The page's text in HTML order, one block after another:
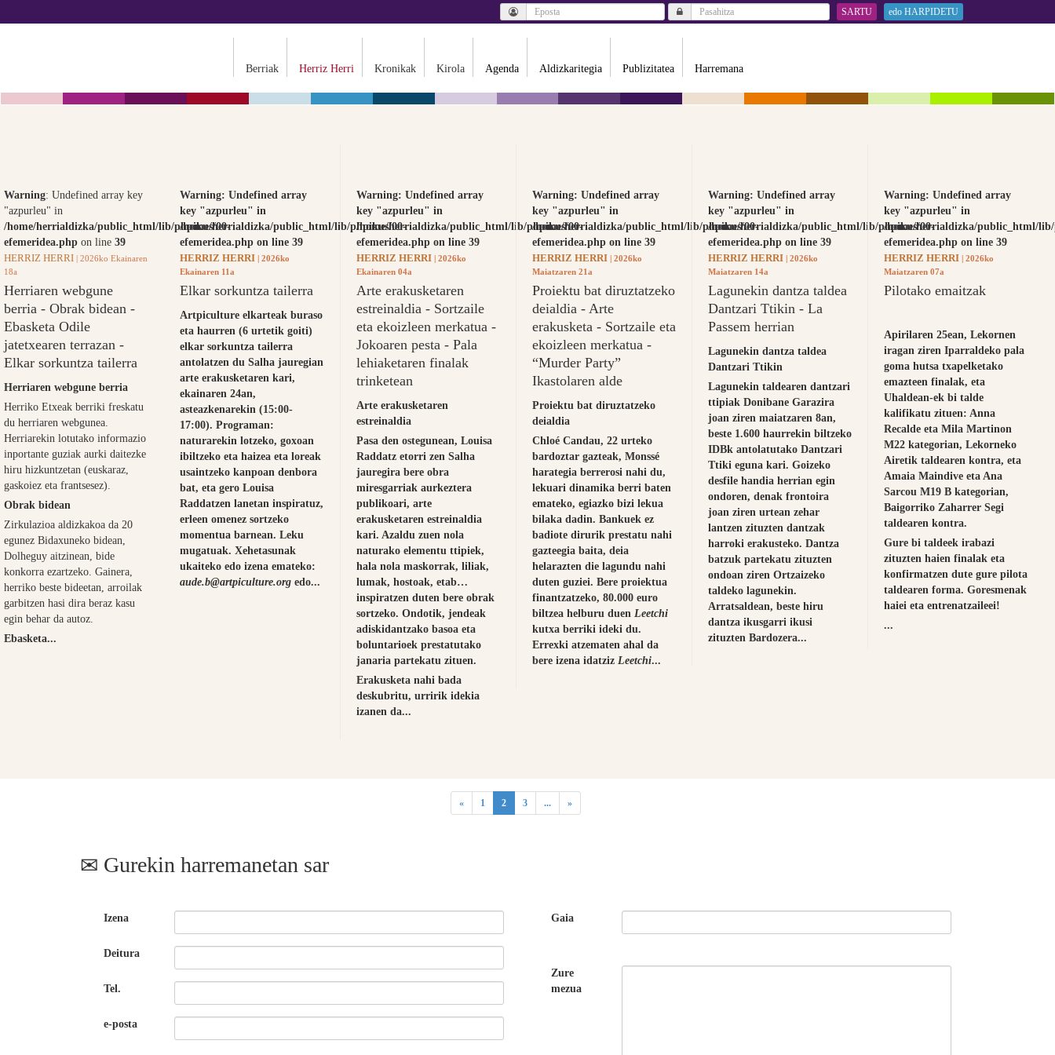
SARTU edo HARPIDETU
Berriak Herriz Herri Kronikak Kirola Agenda Aldizkaritegia Publizitatea Harremana
Warning: Undefined array key
"azpurleu" in
/home/herrialdizka/public_html/lib/phpikus/00-
efemeridea.php on line 39
HERRIZ HERRI | 2026ko Ekainaren
18a
Herriaren webgune
berria - Obrak bidean -
Ebasketa Odile
jatetxearen terrazan -
Elkar sorkuntza tailerra
Herriaren webgune berria
Herriko Etxeak berriki freskatu
du herriaren webgunea.
Herriarekin lotutako informazio
inportante guziak aurki daitezke
hiru hizkuntzetan (euskaraz,
gaskoiez eta frantsesez).
Obrak bidean
Zirkulazioa aldizkakoa da 20
egunez Bidaxuneko bidean,
Dolheguy aitzinean, bide
konkorra ezartzeko. Gainera,
herriko beste bideetan, arroilak
garbitzen hasi dira beraz kasu
egin behar da autoz.
Ebasketa...
Warning: Undefined array
key "azpurleu" in
/home/herrialdizka/public_html/lib/phpikus/00-
efemeridea.php on line 39
HERRIZ HERRI | 2026ko
Ekainaren 11a
Elkar sorkuntza tailerra
Artpiculture elkarteak buraso
eta haurren (6 urtetik goiti)
elkar sorkuntza tailerra
antolatzen du Salha jauregian
arte erakusketaren kari,
ekainaren 24an,
asteazkenarekin (15:00-
17:00). Programan:
naturarekin lotzeko, goxoan
ibiltzeko eta haizea eta loreak
usaintzeko kanpoan denbora
bat, eta gero Louisa
Raddatzen lanetan inspiratuz,
erleen omenez sortzeko
momentua barnean. Leku
mugatuak. Xehetasunak
ukaiteko edo izena emateko:
aude.b@artpiculture.org edo...
Warning: Undefined array
key "azpurleu" in
/home/herrialdizka/public_html/lib/phpikus/00-
efemeridea.php on line 39
HERRIZ HERRI | 2026ko
Ekainaren 04a
Arte erakusketaren
estreinaldia - Sortzaile
eta ekoizleen merkatua -
Jokoaren pesta - Pala
lehiaketaren finalak
trinketean
Arte erakusketaren
estreinaldia
Pasa den ostegunean, Louisa
Raddatz etorri zen Salha
jauregira bere obra
miresgarriak aurkeztera
publikoari, arte
erakusketaren estreinaldia
kari. Azaldu zuen nola
naturako elementu ttipiek,
hala nola maskorrak, liliak,
lumak, hostoak, etab…
inspiratzen duten bere obrak
sortzeko. Ondotik, jendeak
adiskidantzako basoa eta
boluntarioek prestatutako
janaria partekatu zituen.
Erakusketa nahi bada
deskubritu, urririk idekia
izanen da...
Warning: Undefined array
key "azpurleu" in
/home/herrialdizka/public_html/lib/phpikus/00-
efemeridea.php on line 39
HERRIZ HERRI | 2026ko
Maiatzaren 21a
Proiektu bat diruztatzeko
deialdia - Arte
erakusketa - Sortzaile eta
ekoizleen merkatua -
“Murder Party”
Ikastolaren alde
Proiektu bat diruztatzeko
deialdia
Chloé Candau, 22 urteko
bardoztar gazteak, Monssé
harategia berrerosi nahi du,
lekuari dinamika berri baten
emateko, egiazko bizi lekua
bilaka dadin. Bankuek ez
badiote dirurik prestatu nahi
gazteegia baita, deia
helarazten die lagundu nahi
duten guziei. Bere proiektua
finantzatzeko, 80.000 euro
biltzea helburu duen Leetchi
kutxa berriki ideki du.
Errexki atzematen ahal da
bere izena idatziz Leetchi...
Warning: Undefined array
key "azpurleu" in
/home/herrialdizka/public_html/lib/phpikus/00-
efemeridea.php on line 39
HERRIZ HERRI | 2026ko
Maiatzaren 14a
Lagunekin dantza taldea
Dantzari Ttikin - La
Passem herrian
Lagunekin dantza taldea
Dantzari Ttikin
Lagunekin taldearen dantzari
ttipiak Donibane Garazira
joan ziren maiatzaren 8an,
beste 1.600 haurrekin biltzeko
IDBk antolatutako Dantzari
Ttiki eguna kari. Goizeko
desfile handia herrian egin
ondoren, denak frontoira
joan ziren urtean zehar
lantzen zituzten dantzak
harroki erakusteko. Dantza
batzuk partekatu zituzten
ondoan ziren Ortzaizeko
taldeko lagunekin.
Arratsaldean, beste hiru
dantza ikusgarri ikusi
zituzten Bardozera...
Warning: Undefined array
key "azpurleu" in
/home/herrialdizka/public_html/
efemeridea.php on line 39
HERRIZ HERRI | 2026ko
Maiatzaren 07a
Pilotako emaitzak
Apirilaren 25ean, Lekornen
iragan ziren Iparraldeko pala
goma hutsa txapelketako
emazteen finalak, eta
Uhaldean-ek bi talde
kalifikatu zituen: Anna
Recalde eta Mila Martinon
M22 kategorian, Lekorneko
Airetik taldearen kontra, eta
Amaia Maindive eta Ana
Sarcou M19 B kategorian,
Baigorriko Zaharrer Segi
taldearen kontra.
Gure bi taldeek irabazi
zituzten haien finalak eta
konfirmatzen dute gure pilota
taldearen forma. Goresmenak
haiei eta entrenatzaileei!
...
« 1 2(current)
3 ... »
Gurekin harremanetan sar
Izena
Deitura
Tel.
e-posta
Gaia
Zure
mezua